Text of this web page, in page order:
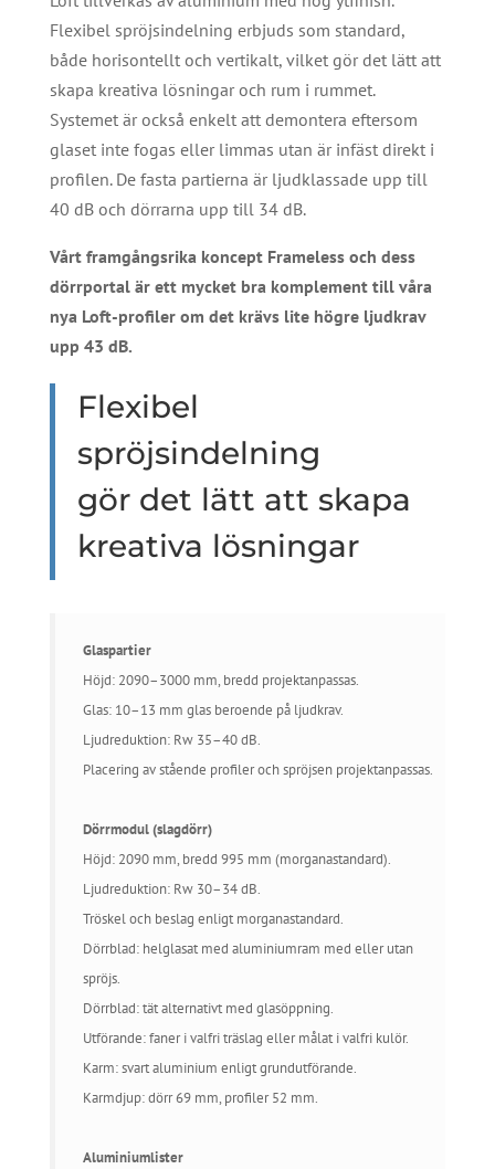
Flexibel spröjsindelning erbjuds som standard,
både horisontellt och vertikalt, vilket gör det lätt att
skapa kreativa lösningar och rum i rummet.
Systemet är också enkelt att demontera eftersom
glaset inte fogas eller limmas utan är infäst direkt i
profilen. De fasta partierna är ljudklassade upp till
40 dB och dörrarna upp till 34 dB.
Vårt framgångsrika koncept Frameless och dess
dörrportal är ett mycket bra komplement till våra
nya Loft-profiler om det krävs lite högre ljudkrav
upp 43 dB.
Flexibel
spröjsindelning
gör det lätt att skapa
kreativa lösningar
Glaspartier
Höjd: 2090–3000 mm, bredd projektanpassas.
Glas: 10–13 mm glas beroende på ljudkrav.
Ljudreduktion: Rw 35–40 dB.
Placering av stående profiler och spröjsen projektanpassas.
Dörrmodul (slagdörr)
Höjd: 2090 mm, bredd 995 mm (morganastandard).
Ljudreduktion: Rw 30–34 dB.
Tröskel och beslag enligt morganastandard.
Dörrblad: helglasat med aluminiumram med eller utan
spröjs.
Dörrblad: tät alternativt med glasöppning.
Utförande: faner i valfri träslag eller målat i valfri kulör.
Karm: svart aluminium enligt grundutförande.
Karmdjup: dörr 69 mm, profiler 52 mm.
Aluminiumlister